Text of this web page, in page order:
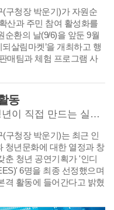
(구청장 박운기)가 자원순
산과 주민 참여 활성화를
순환의 날(9/6)을 앞둔 9월
되살림마켓’을 개최하고 행
매팀과 체험 프로그램 사
동
공연 기획부터 현장 운영까지 청년이 직접 만드는 실전 문화프로젝트
(구청장 박운기)는 최근 인
청년문화에 대한 열정과 창
춘 청년 공연기획가 '인디
6명을 최종 선정​했으며
격 활동에 들어간다고 밝혔